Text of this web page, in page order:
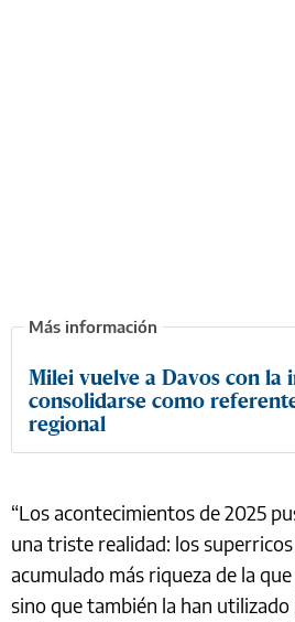
Milei vuelve a Davos con la
consolidarse como
regional
“Los acontecimientos de 2025
una triste realidad: los
acumulado más riqueza de la
sino que también la han utilizado